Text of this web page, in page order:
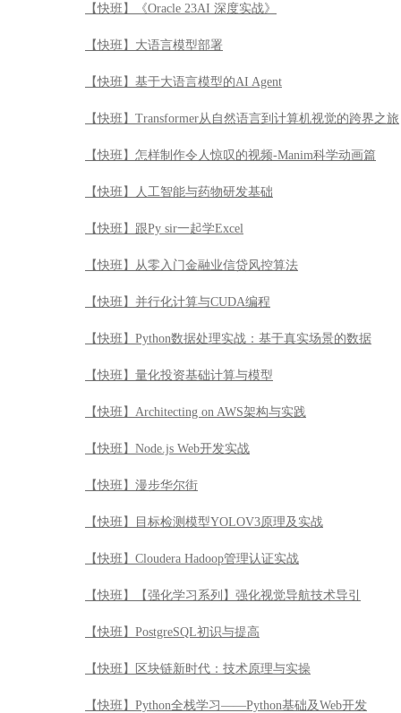
【快班】《Oracle 23AI 深度实战》
【快班】大语言模型部署
【快班】基于大语言模型的AI Agent
【快班】Transformer从自然语言到计算机视觉的跨界之旅
【快班】怎样制作令人惊叹的视频-Manim科学动画篇
【快班】人工智能与药物研发基础
【快班】跟Py sir一起学Excel
【快班】从零入门金融业信贷风控算法
【快班】并行化计算与CUDA编程
【快班】Python数据处理实战：基于真实场景的数据
【快班】量化投资基础计算与模型
【快班】Architecting on AWS架构与实践
【快班】Node.js Web开发实战
【快班】漫步华尔街
【快班】目标检测模型YOLOV3原理及实战
【快班】Cloudera Hadoop管理认证实战
【快班】【强化学习系列】强化视觉导航技术导引
【快班】PostgreSQL初识与提高
【快班】区块链新时代：技术原理与实操
【快班】Python全栈学习——Python基础及Web开发